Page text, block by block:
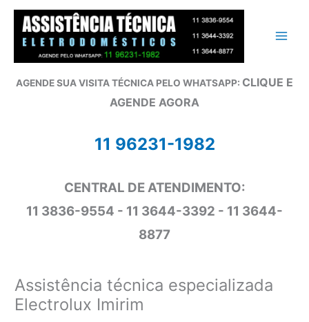
conteúdo
AGENDE SUA VISITA TÉCNICA PELO WHATSAPP: CLIQUE E
AGENDE AGORA
11 96231-1982
CENTRAL DE ATENDIMENTO:
11 3836-9554 - 11 3644-3392 - 11 3644-
8877
Assistência técnica especializada
Electrolux Imirim